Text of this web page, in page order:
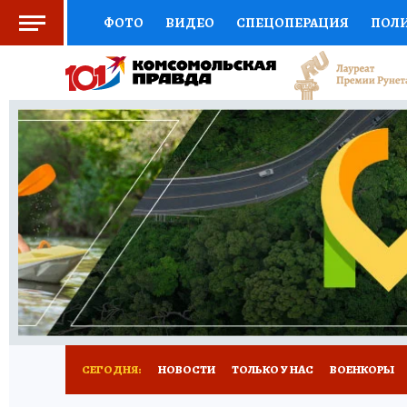
ФОТО ВИДЕО СПЕЦОПЕРАЦИЯ
СОЦПОДДЕРЖКА НАУКА СПОРТ
ВЫБОР ЭКСПЕРТОВ ДОКТОР
КНИЖНАЯ ПОЛКА ПРОГНОЗЫ НА СПОРТ
ПРЕСС-ЦЕНТР НЕДВИЖИМОСТЬ
РАДИО КП РЕКЛАМА ТЕСТЫ НОВОЕ
СЕГОДНЯ: НОВОСТИ ТОЛЬКО У НАС ВОЕНКОРЫ